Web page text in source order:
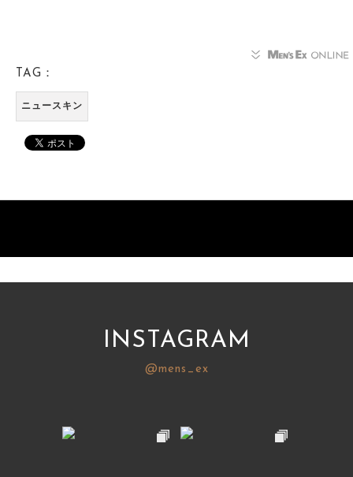
TAG：
ニュースキン
INSTAGRAM
@mens_ex